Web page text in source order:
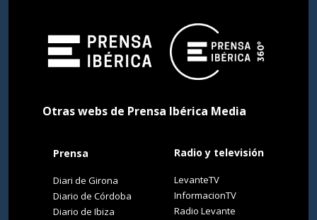
Otras webs de Prensa Ibérica Media
Prensa
Diari de Girona
Diario de Córdoba
Diario de Ibiza
Radio y televisión
LevanteTV
InformacionTV
Radio Levante